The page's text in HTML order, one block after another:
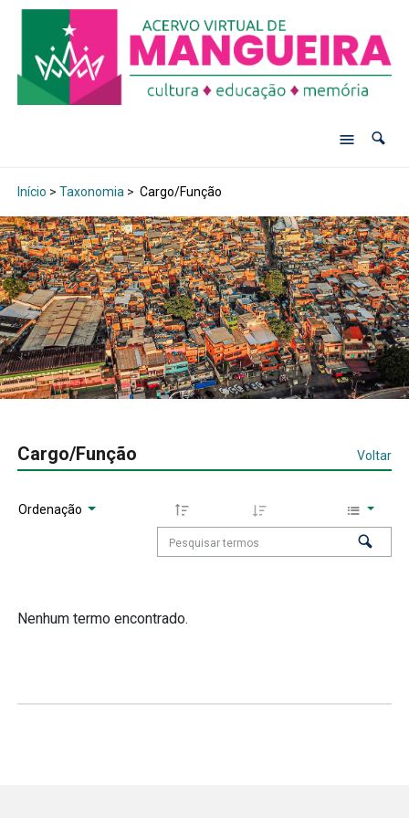
Início > Taxonomia > Cargo/Função
Cargo/Função Voltar
Ordenação
Nenhum termo encontrado.